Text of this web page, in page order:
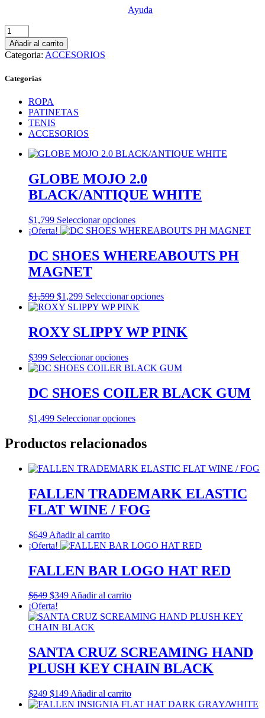
Ayuda
SANTA
CRUZ
SPEED
WHEELS
HAND
GLASS
ORANGE
cantidad
Añadir al carrito
Categoria: ACCESORIOS
Categorias
ROPA
PATINETAS
TENIS
ACCESORIOS
GLOBE MOJO 2.0
BLACK/ANTIQUE WHITE
$1,799 Seleccionar opcionesEste
producto
múltiples
variantes.
se
pueden
en
la
producto
¡Oferta!
DC SHOES WHEREABOUTS PH
MAGNET
$1,599 El
precio
era:
$1,599.
$1,299El
precio
es:
$1,299.
Seleccionar opcionesEste
múltiples
variantes.
se
elegir
en
ROXY SLIPPY WP PINK
$399 Seleccionar opcionesEste
producto
múltiples
variantes.
opciones
pueden
en
la
de
producto
DC SHOES COILER BLACK GUM
$1,499 Seleccionar opcionesEste
múltiples
Las
se
pueden
elegir
página
producto
Productos relacionados
FALLEN TRADEMARK ELASTIC
FLAT WINE / FOG
$649 Añadir al carrito
¡Oferta!
FALLEN BAR LOGO HAT RED
$649 El
precio
original
era:
$349El
actual
es:
Añadir al carrito
¡Oferta!
SANTA CRUZ SCREAMING HAND
PLUSH KEY CHAIN BLACK
$249 El
precio
$149El
precio
Añadir al carrito